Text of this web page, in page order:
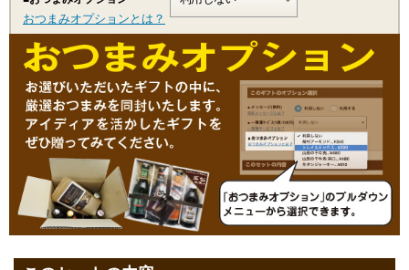
おつまみオプションとは？